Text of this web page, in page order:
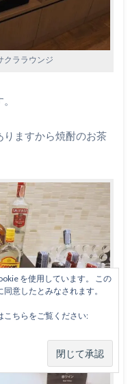
クララウンジ
りますから焼酎のお茶
を使用しています。 この
意したとみなされます。
こちらをご覧ください: